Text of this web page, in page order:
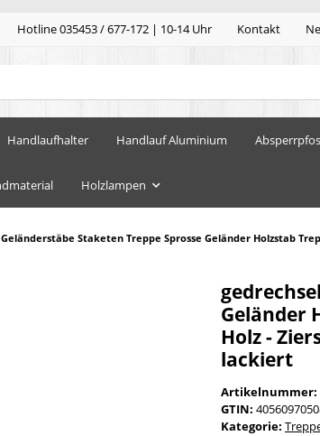
Hotline 035453 / 677-172 | 10-14 Uhr Kontakt
Handlaufhalter Handlauf Aluminium
Holzlampen
Staketen Treppe Sprosse Geländer Holzstab
Geländer
Holz -
lackiert
Artikelnummer:
GTIN:
Kategorie: